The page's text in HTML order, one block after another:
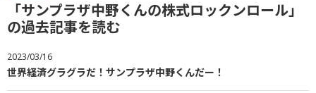
「サンプラザ中野くんの株式ロックンロール」
の過去記事を読む
2023/03/16
世界経済グラグラだ！サンプラザ中野くんだー！